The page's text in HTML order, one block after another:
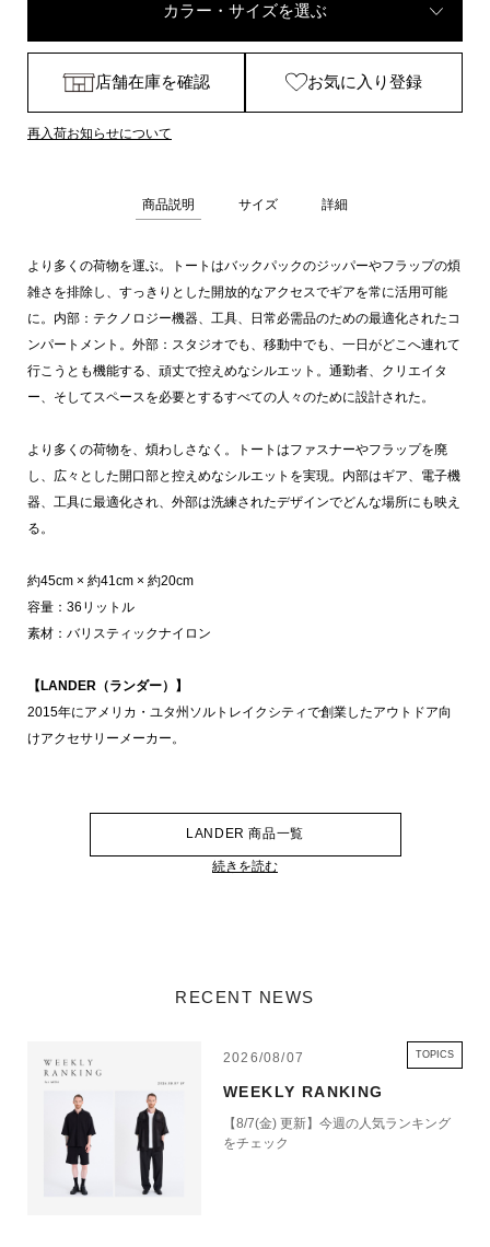
カラー・サイズを選ぶ
店舗在庫を確認 お気に入り登録
再入荷お知らせについて
商品説明 サイズ 詳細
より多くの荷物を運ぶ。トートはバックパックのジッパーやフラップの煩
雑さを排除し、すっきりとした開放的なアクセスでギアを常に活用可能
に。内部：テクノロジー機器、工具、日常必需品のための最適化されたコ
ンパートメント。外部：スタジオでも、移動中でも、一日がどこへ連れて
行こうとも機能する、頑丈で控えめなシルエット。通勤者、クリエイタ
ー、そしてスペースを必要とするすべての人々のために設計された。
より多くの荷物を、煩わしさなく。トートはファスナーやフラップを廃
し、広々とした開口部と控えめなシルエットを実現。内部はギア、電子機
器、工具に最適化され、外部は洗練されたデザインでどんな場所にも映え
る。
約45cm × 約41cm × 約20cm
容量：36リットル
素材：バリスティックナイロン
【LANDER（ランダー）】
2015年にアメリカ・ユタ州ソルトレイクシティで創業したアウトドア向
けアクセサリーメーカー。
LANDER 商品一覧
続きを読む
RECENT NEWS
2026/08/07 TOPICS
WEEKLY RANKING
【8/7(金) 更新】今週の人気ランキング
をチェック